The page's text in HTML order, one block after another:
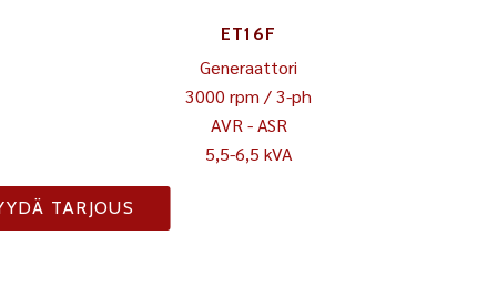
ET16F
Generaattori
3000 rpm / 3-ph
AVR - ASR
5,5-6,5 kVA
TARJOUS